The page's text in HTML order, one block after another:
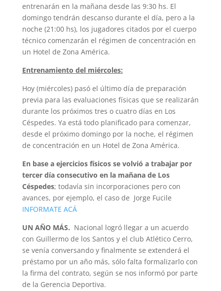
entrenarán en la mañana desde las 9:30 hs. El
domingo tendrán descanso durante el día, pero a la
noche (21:00 hs), los jugadores citados por el cuerpo
técnico comenzarán el régimen de concentración en
un Hotel de Zona América.
Entrenamiento del miércoles:
Hoy (miércoles) pasó el último día de preparación
previa para las evaluaciones físicas que se realizarán
durante los próximos tres o cuatro días en Los
Céspedes. Ya está todo planificado para comenzar,
desde el próximo domingo por la noche, el régimen
de concentración en un Hotel de Zona América.
En base a ejercicios físicos se volvió a trabajar por
tercer día consecutivo en la mañana de Los
Céspedes; todavía sin incorporaciones pero con
avances, por ejemplo, el caso de Jorge Fucile
INFORMATE ACÁ
UN AÑO MÁS. Nacional logró llegar a un acuerdo
con Guillermo de los Santos y el club Atlético Cerro,
se venía conversando y finalmente se extenderá el
préstamo por un año más, sólo falta formalizarlo con
la firma del contrato, según se nos informó por parte
de la Gerencia Deportiva.